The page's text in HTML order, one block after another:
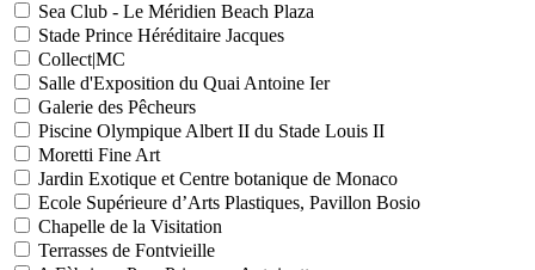
Sea Club - Le Méridien Beach Plaza
Stade Prince Héréditaire Jacques
Collect|MC
Salle d'Exposition du Quai Antoine Ier
Galerie des Pêcheurs
Piscine Olympique Albert II du Stade Louis II
Moretti Fine Art
Jardin Exotique et Centre botanique de Monaco
Ecole Supérieure d’Arts Plastiques, Pavillon Bosio
Chapelle de la Visitation
Terrasses de Fontvieille